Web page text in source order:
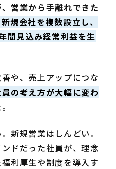
営業から手離れできた
規会社を複数設立し、
間見込み経常利益を生
や、売上アップにつな
員の考え方が大幅に変わ
新規営業はしんどい。
ドだった社員が、理念
利厚生や制度を導入す